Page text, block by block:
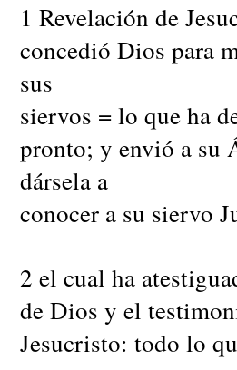
1 Revelación de
concedió Dios para
sus
siervos = lo que ha
pronto; y envió a su
dársela a
conocer a su siervo
2 el cual ha
de Dios y el
Jesucristo: todo lo